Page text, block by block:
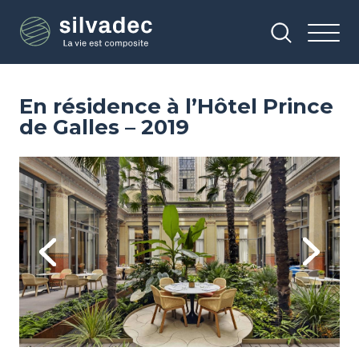
contenu
En résidence à l’Hôtel Prince
de Galles – 2019
Previous
Image
Next